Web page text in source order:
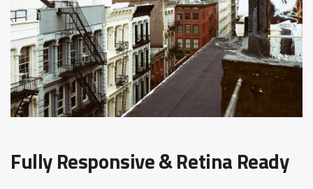
Fully Responsive & Retina Ready